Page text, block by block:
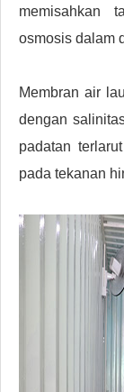
memisahkan
osmosis dalam
Membran air
dengan
padatan
pada tekanan